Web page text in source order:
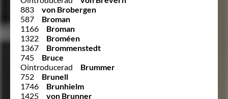
883
von Brobergen
587
Broman
1166
Broman
1322
Broméen
1367
Brommenstedt
745
Bruce
Ointroducerad
Brummer
752
Brunell
1746
Brunhielm
1425
von Brunner